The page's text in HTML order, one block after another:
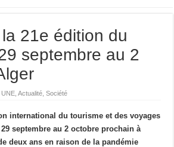
21e édition du
septembre au 2
UNE ,Actualité ,Société
international du tourisme et des voyages
septembre au 2 octobre prochain à
deux ans en raison de la pandémie